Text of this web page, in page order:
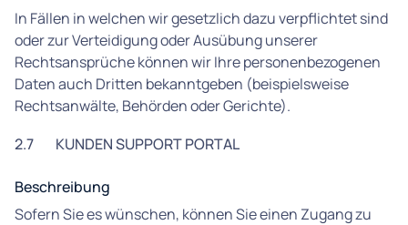
In Fällen in welchen wir gesetzlich dazu verpflichtet sind
oder zur Verteidigung oder Ausübung unserer
Rechtsansprüche können wir Ihre personenbezogenen
Daten auch Dritten bekanntgeben (beispielsweise
Rechtsanwälte, Behörden oder Gerichte).
2.7
KUNDEN SUPPORT PORTAL
Beschreibung
Sofern Sie es wünschen, können Sie einen Zugang zu